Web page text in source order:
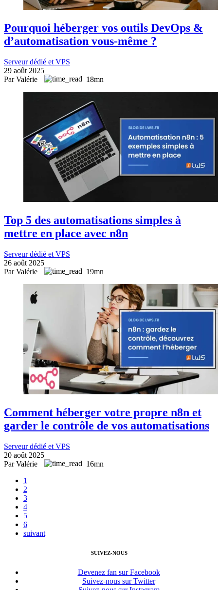
Pourquoi héberger vos outils DevOps &
d’automatisation vous-même ?
Serveur dédié et VPS
29 août 2025
Par Valérie
18mn
Top 5 des automatisations simples à
mettre en place avec n8n
Serveur dédié et VPS
26 août 2025
Par Valérie
19mn
Comment héberger votre propre n8n et
garder le contrôle de vos automatisations
Serveur dédié et VPS
20 août 2025
Par Valérie
16mn
1
2
3
4
5
6
suivant
SUIVEZ-NOUS
Devenez fan sur Facebook
Suivez-nous sur Twitter